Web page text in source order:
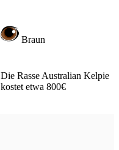
Braun
Die Rasse Australian Kelpie
kostet etwa 800€